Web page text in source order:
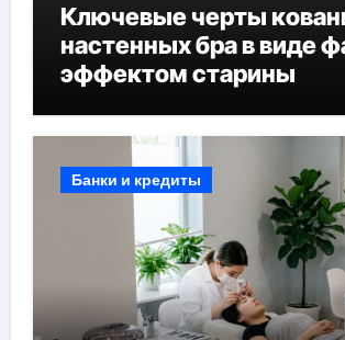
Ключевые черты
настенных бра в виде
эффектом старины
Банки и кредиты